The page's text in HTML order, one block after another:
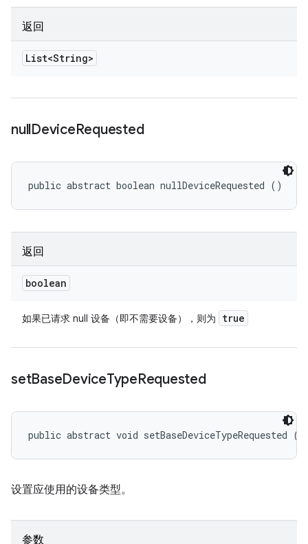
返回
List<String>
nullDeviceRequested
public abstract boolean nullDeviceRequested ()
返回
boolean
如果已请求 null 设备（即不需要设备），则为 true
setBaseDeviceTypeRequested
public abstract void setBaseDeviceTypeRequested (
设置应使用的设备类型。
参数